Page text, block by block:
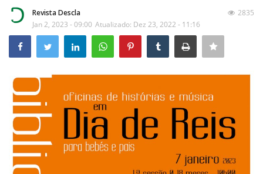
...by Descla
Desporto
Contactos
Sobre Nós
Educação
Revista Descla
Jan 2, 2023 - 09:00 Atualizado: Dez 23, 2022 - 11:16
2835